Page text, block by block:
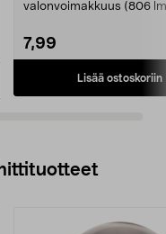
valonvoimakkuus (806
7,99
Lisää ostoskoriin